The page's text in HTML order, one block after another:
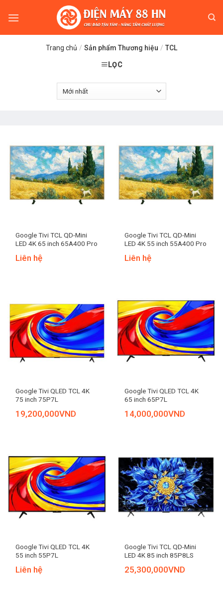
Trang chủ / Sản phẩm Thương hiệu / TCL
LỌC
Google Tivi TCL QD-Mini
LED 4K 65 inch 65A400 Pro
Liên hệ
Google Tivi TCL QD-Mini
LED 4K 55 inch 55A400 Pro
Liên hệ
Google Tivi QLED TCL 4K
75 inch 75P7L
19,200,000VND
Google Tivi QLED TCL 4K
65 inch 65P7L
14,000,000VND
Google Tivi QLED TCL 4K
55 inch 55P7L
Liên hệ
Google Tivi TCL QD-Mini
LED 4K 85 inch 85P8LS
25,300,000VND